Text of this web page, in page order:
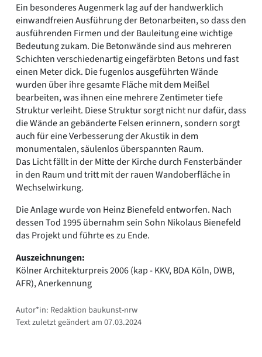
Ein besonderes Augenmerk lag auf der handwerklich
einwandfreien Ausführung der Betonarbeiten, so dass den
ausführenden Firmen und der Bauleitung eine wichtige
Bedeutung zukam. Die Betonwände sind aus mehreren
Schichten verschiedenartig eingefärbten Betons und fast
einen Meter dick. Die fugenlos ausgeführten Wände
wurden über ihre gesamte Fläche mit dem Meißel
bearbeiten, was ihnen eine mehrere Zentimeter tiefe
Struktur verleiht. Diese Struktur sorgt nicht nur dafür, dass
die Wände an gebänderte Felsen erinnern, sondern sorgt
auch für eine Verbesserung der Akustik in dem
monumentalen, säulenlos überspannten Raum.
Das Licht fällt in der Mitte der Kirche durch Fensterbänder
in den Raum und tritt mit der rauen Wandoberfläche in
Wechselwirkung.
Die Anlage wurde von Heinz Bienefeld entworfen. Nach
dessen Tod 1995 übernahm sein Sohn Nikolaus Bienefeld
das Projekt und führte es zu Ende.
Auszeichnungen:
Kölner Architekturpreis 2006 (kap - KKV, BDA Köln, DWB,
AFR), Anerkennung
Autor*in: Redaktion baukunst-nrw
Text zuletzt geändert am 07.03.2024